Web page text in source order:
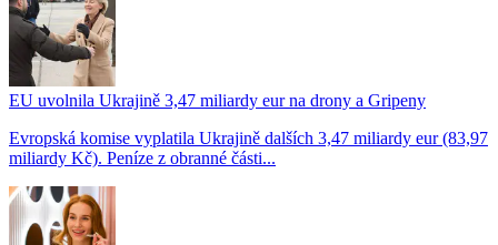
EU uvolnila Ukrajině 3,47 miliardy eur na drony a Gripeny
Evropská komise vyplatila Ukrajině dalších 3,47 miliardy eur (83,97
miliardy Kč). Peníze z obranné části...